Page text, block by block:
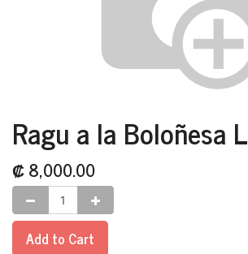
Ragu a la Boloñesa L
₡8,000.00
Add to Cart